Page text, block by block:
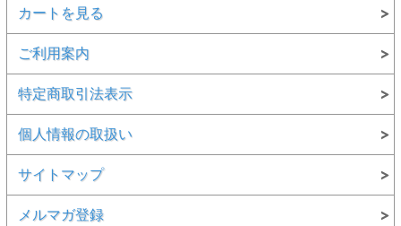
カートを見る
ご利用案内
特定商取引法表示
個人情報の取扱い
サイトマップ
メルマガ登録